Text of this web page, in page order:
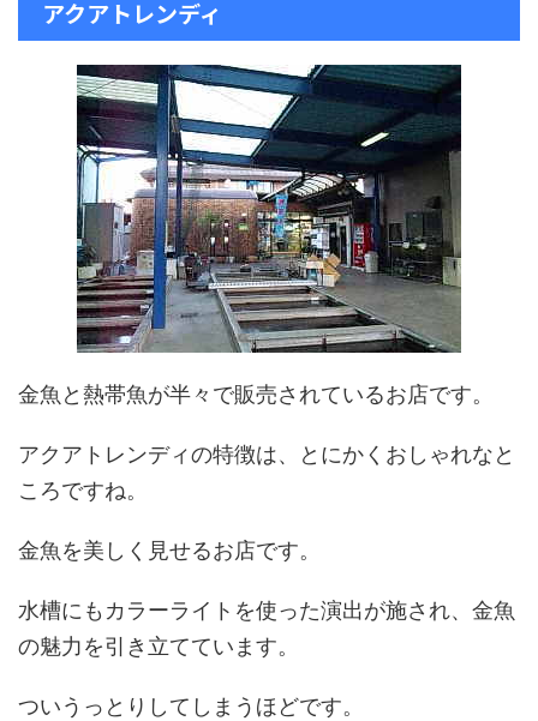
アクアトレンディ
金魚と熱帯魚が半々で販売されているお店です。
アクアトレンディの特徴は、とにかくおしゃれなと
ころですね。
金魚を美しく見せるお店です。
水槽にもカラーライトを使った演出が施され、金魚
の魅力を引き立てています。
ついうっとりしてしまうほどです。